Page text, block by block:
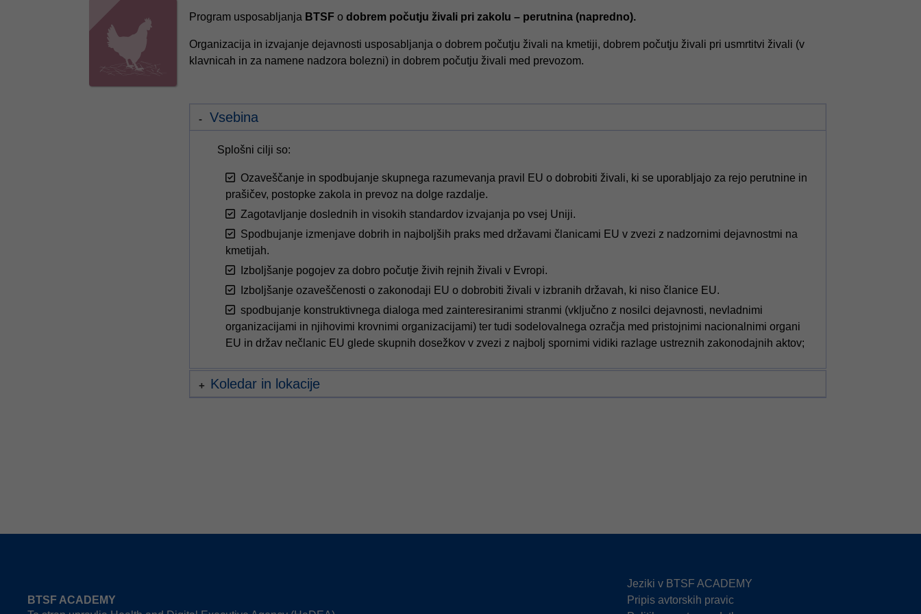
Program usposabljanja BTSF o dobrem počutju živali pri zakolu – perutnina (napredno).
Organizacija in izvajanje dejavnosti usposabljanja o dobrem počutju živali na kmetiji, dobrem počutju živali pri usmrtitvi živali (v
klavnicah in za namene nadzora bolezni) in dobrem počutju živali med prevozom.
Vsebina
Splošni cilji so:
Ozaveščanje in spodbujanje skupnega razumevanja pravil EU o dobrobiti živali, ki se uporabljajo za rejo perutnine in
prašičev, postopke zakola in prevoz na dolge razdalje.
Zagotavljanje doslednih in visokih standardov izvajanja po vsej Uniji.
Spodbujanje izmenjave dobrih in najboljših praks med državami članicami EU v zvezi z nadzornimi dejavnostmi na
kmetijah.
Izboljšanje pogojev za dobro počutje živih rejnih živali v Evropi.
Izboljšanje ozaveščenosti o zakonodaji EU o dobrobiti živali v izbranih državah, ki niso članice EU.
spodbujanje konstruktivnega dialoga med zainteresiranimi stranmi (vključno z nosilci dejavnosti, nevladnimi
organizacijami in njihovimi krovnimi organizacijami) ter tudi sodelovalnega ozračja med pristojnimi nacionalnimi organi
EU in držav nečlanic EU glede skupnih dosežkov v zvezi z najbolj spornimi vidiki razlage ustreznih zakonodajnih aktov;
Koledar in lokacije
BTSF ACADEMY
Jeziki v BTSF ACADEMY
Pripis avtorskih pravic